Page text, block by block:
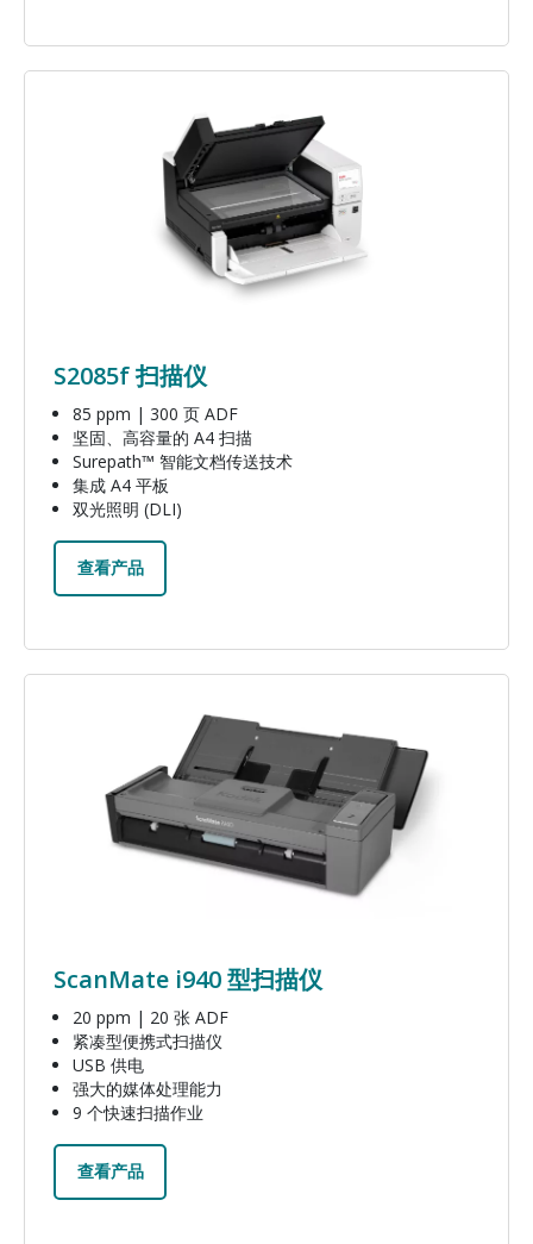
图像
S2085f 扫描仪
85 ppm | 300 页 ADF
坚固、高容量的 A4 扫描
Surepath™ 智能文档传送技术
集成 A4 平板
双光照明 (DLI)
查看产品
图像
ScanMate i940 型扫描仪
20 ppm | 20 张 ADF
紧凑型便携式扫描仪
USB 供电
强大的媒体处理能力
9 个快速扫描作业
查看产品